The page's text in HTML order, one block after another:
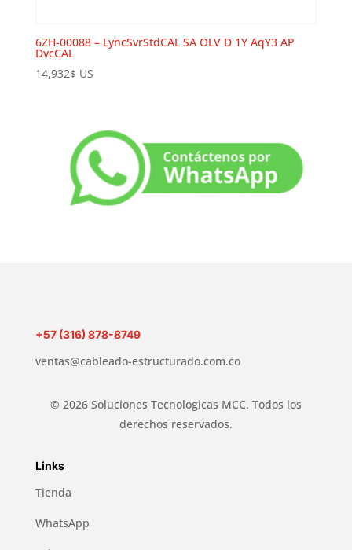
6ZH-00088 – LyncSvrStdCAL SA OLV D 1Y AqY3 AP
DvcCAL
14,932$ US
+57 (316) 878-8749
ventas@cableado-estructurado.com.co
© 2026 Soluciones Tecnologicas MCC. Todos los
derechos reservados.
Links
Tienda
WhatsApp